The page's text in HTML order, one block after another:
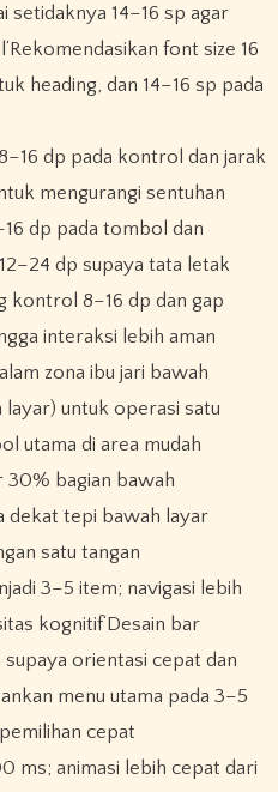
14–16 sp agar
font size 16
heading, dan 14–16 sp pada
dp pada kontrol dan jarak
mengurangi sentuhan
dp pada tombol dan
dp supaya tata letak
kontrol 8–16 dp dan gap
interaksi lebih aman
zona ibu jari bawah
untuk operasi satu
utama di area mudah
30% bagian bawah
dekat tepi bawah layar
satu tangan
3–5 item; navigasi lebih
kognitif‘Desain bar
orientasi cepat dan
menu utama pada 3–5
cepat
ms; animasi lebih cepat dari